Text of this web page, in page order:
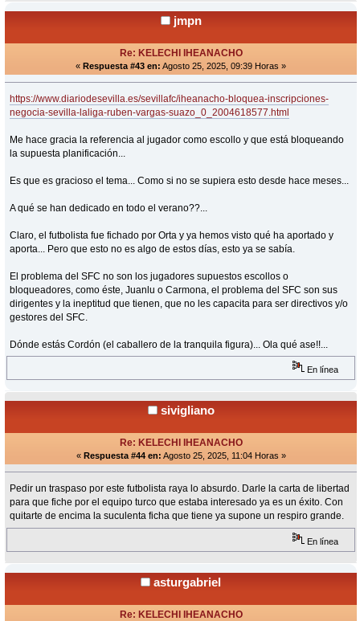
jmpn
Re: KELECHI IHEANACHO
« Respuesta #43 en: Agosto 25, 2025, 09:39 Horas »
https://www.diariodesevilla.es/sevillafc/iheanacho-bloquea-inscripciones-
negocia-sevilla-laliga-ruben-vargas-suazo_0_2004618577.html
Me hace gracia la referencia al jugador como escollo y que está bloqueando
la supuesta planificación...
Es que es gracioso el tema... Como si no se supiera esto desde hace meses...
A qué se han dedicado en todo el verano??...
Claro, el futbolista fue fichado por Orta y ya hemos visto qué ha aportado y
aporta... Pero que esto no es algo de estos días, esto ya se sabía.
El problema del SFC no son los jugadores supuestos escollos o
bloqueadores, como éste, Juanlu o Carmona, el problema del SFC son sus
dirigentes y la ineptitud que tienen, que no les capacita para ser directivos y/o
gestores del SFC.
Dónde estás Cordón (el caballero de la tranquila figura)... Ola qué ase!!...
En línea
sivigliano
Re: KELECHI IHEANACHO
« Respuesta #44 en: Agosto 25, 2025, 11:04 Horas »
Pedir un traspaso por este futbolista raya lo absurdo. Darle la carta de libertad
para que fiche por el equipo turco que estaba interesado ya es un éxito. Con
quitarte de encima la suculenta ficha que tiene ya supone un respiro grande.
En línea
asturgabriel
Re: KELECHI IHEANACHO